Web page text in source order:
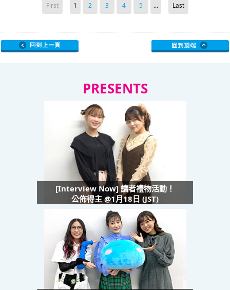
First 1 2 3 4 5 ... Last
PRESENTS
[Interview Now] 讀者禮物活動！
公佈得主 @1月18日 (JST)